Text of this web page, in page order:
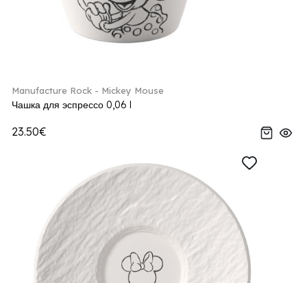
Manufacture Rock - Mickey Mouse
Чашка для эспрессо 0,06 l
23.50€